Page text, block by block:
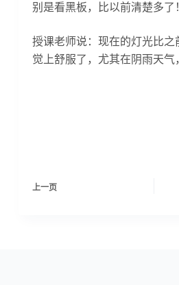
别是看黑板，比以前清楚多了！
授课老师说：现在的灯光比
觉上舒服了，尤其在阴雨天气
上一页